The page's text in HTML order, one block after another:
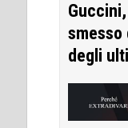
smesso
degli